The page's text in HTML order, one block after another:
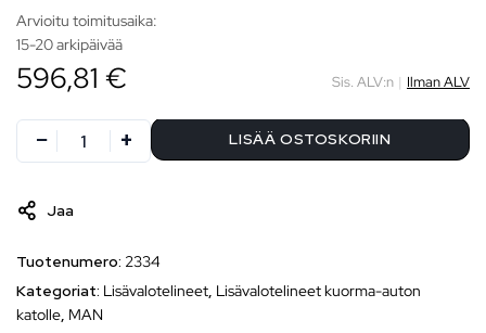
Arvioitu toimitusaika:
15-20 arkipäivää
596,81 € Sis. ALV:n | Ilman ALV
LISÄÄ OSTOSKORIIN
Jaa
Tuotenumero: 2334
Kategoriat: Lisävalotelineet, Lisävalotelineet kuorma-auton
katolle, MAN